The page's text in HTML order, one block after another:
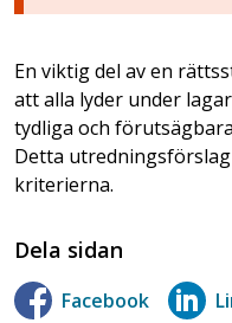
En viktig del av en
att alla lyder under
tydliga och
Detta
kriterierna.
Dela sidan
Facebook